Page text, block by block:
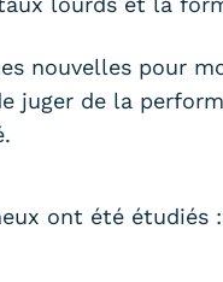
nouvelles pour
juger de la
ont été étudiés :